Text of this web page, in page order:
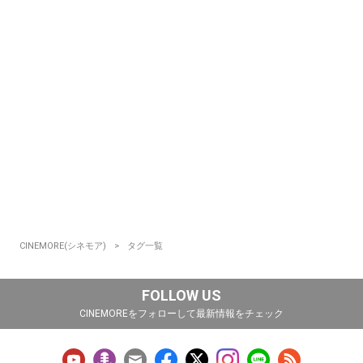
CINEMORE(シネモア) タグ一覧
FOLLOW US
CINEMOREをフォローして最新情報をチェック